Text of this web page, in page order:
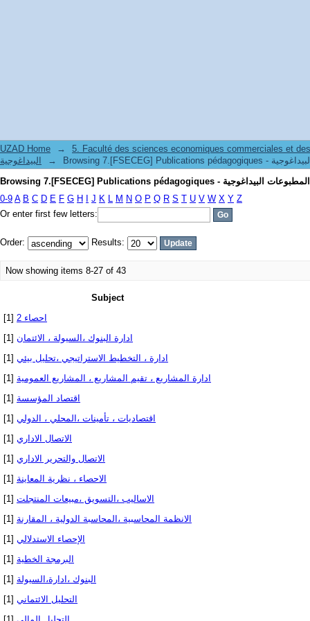
UZAD Home →
5. Faculté des sciences economiques commerciales et
البيداغوجية
→
0-9 A B C D E F G H J K L M N O P Q R S T U V W X Y Z
Or enter first few letters:
Order: Results:
Now showing items 8-27 of 43
Subject
احصاء 2
[1]
ادارة البنوك ،السيولة ، الائتمان [1]
ادارة ، التخطيط الاستراتيجي ،تحليل بيئي [1]
ادارة المشاريع ، تقيم المشاريع ، المشاريع العمومية [1]
اقتصاد المؤسسة [1]
اقتصاديات ، تأمينات ،المحلي ، الدولي [1]
الاتصال الاداري [1]
الاتصال والتحرير الاداري [1]
الاحصاء ، نظرية المعاينة [1]
الاساليب ،التسويق ،مبيعات المنتجلت [1]
الانظمة المحاسبية ،المحاسبة الدولية ، المقارنة [1]
الإحصاء الاستدلالي [1]
البرمجة الخطية [1]
البنوك ،ادارة،السيولة [1]
التحليل الائتماني [1]